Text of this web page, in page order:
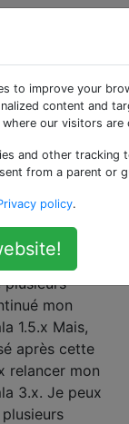
pour un
la version
plusieurs
mon
1.5.x Mais,
après cette
relancer mon
3.x. Je peux
to improve your
content and
our visitors are
and other tracking
from a parent or
policy.